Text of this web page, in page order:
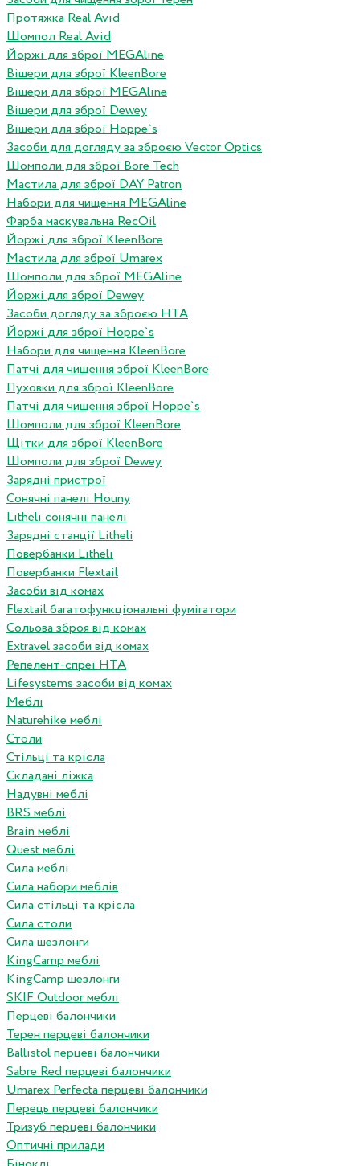
Протяжка Real Avid
Шомпол Real Avid
Йоржі для зброї MEGAline
Вішери для зброї KleenBore
Вішери для зброї MEGAline
Вішери для зброї Dewey
Вішери для зброї Hoppe`s
Засоби для догляду за зброєю Vector Optics
Шомполи для зброї Bore Tech
Мастила для зброї DAY Patron
Набори для чищення MEGAline
Фарба маскувальна RecOil
Йоржі для зброї KleenBore
Мастила для зброї Umarex
Шомполи для зброї MEGAline
Йоржі для зброї Dewey
Засоби догляду за зброєю HTA
Йоржі для зброї Hoppe`s
Набори для чищення KleenBore
Патчі для чищення зброї KleenBore
Пуховки для зброї KleenBore
Патчі для чищення зброї Hoppe`s
Шомполи для зброї KleenBore
Щітки для зброї KleenBore
Шомполи для зброї Dewey
Зарядні пристрої
Сонячні панелі Houny
Litheli сонячні панелі
Зарядні станції Litheli
Повербанки Litheli
Повербанки Flextail
Засоби від комах
Flextail багатофункціональні фумігатори
Сольова зброя від комах
Extravel засоби від комах
Репелент-спреї HTA
Lifesystems засоби від комах
Меблі
Naturehike меблі
Столи
Стільці та крісла
Складані ліжка
Надувні меблі
BRS меблі
Brain меблі
Quest меблі
Сила меблі
Сила набори меблів
Сила стільці та крісла
Сила столи
Сила шезлонги
KingCamp меблі
KingCamp шезлонги
SKIF Outdoor меблі
Перцеві балончики
Терен перцеві балончики
Ballistol перцеві балончики
Sabre Red перцеві балончики
Umarex Perfecta перцеві балончики
Перець перцеві балончики
Тризуб перцеві балончики
Оптичні прилади